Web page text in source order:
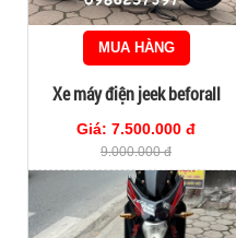
MUA HÀNG
Xe máy điện jeek beforall
Giá: 7.500.000 đ
9.000.000 đ